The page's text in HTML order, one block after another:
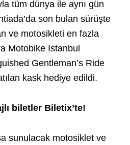
tüm dünya ile aynı gün
son bulan sürüşte
ve motosikleti en fazla
Motobike Istanbul
Gentleman’s Ride
kask hediye edildi.
biletler Biletix’te!
sunulacak motosiklet ve